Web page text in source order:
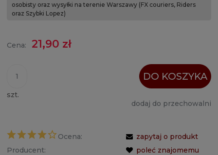
osobisty oraz wysyłki na terenie Warszawy (FX couriers, Riders
oraz Szybki Lopez)
Cena: 21,90 zł
szt.
DO KOSZYKA
dodaj do przechowalni
Ocena:
Producent:
zapytaj o produkt
poleć znajomemu